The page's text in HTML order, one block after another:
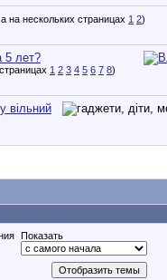
1 2)
5 лет?
1 2 3 4 5 6 7 8)
вільний
Показать